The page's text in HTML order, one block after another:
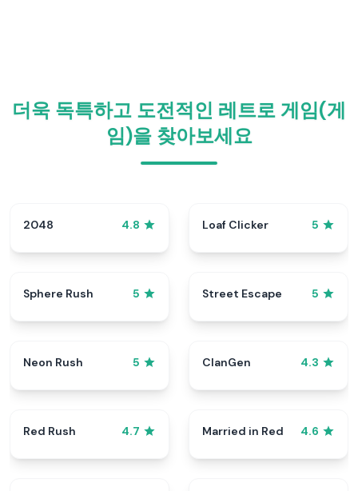
더욱 독특하고 도전적인 레트로 게임(게
임)을 찾아보세요
2048 4.8 Loaf Clicker 5
Sphere Rush 5 Street Escape 5
Neon Rush 5 ClanGen 4.3
Red Rush 4.7 Married in Red 4.6